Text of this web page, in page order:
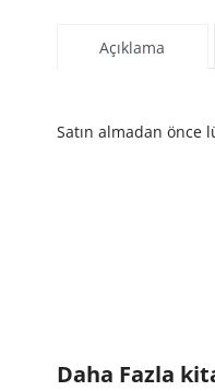
Açıklama
Satın almadan önce
Daha Fazla